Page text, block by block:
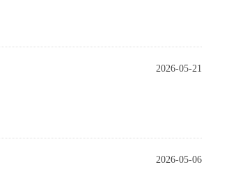
出可直接套用的参数。
2026-05-21
适合高校教学、小型科研、WB 前级分
2026-05-06